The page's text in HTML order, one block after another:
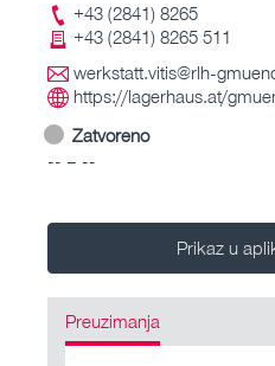
+43 (2841) 8265
+43 (2841) 8265 511
werkstatt.vitis@rlh-
https://lagerhaus.at/
Zatvoreno
-- – --
Prikaz u
Preuzimanja